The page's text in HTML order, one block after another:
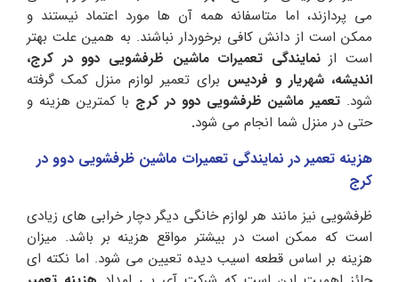
می پردازند، اما متاسفانه همه آن ها مورد اعتماد نیستند و
ممکن است از دانش کافی برخوردار نباشند. به همین علت بهتر
است ازنمایندگی تعمیرات ماشین ظرفشویی دوو در کرج،
اندیشه، شهریار و فردیس برای تعمیر لوازم منزل کمک گرفته
شود. تعمیر ماشین ظرفشویی دوو در کرج با کمترین هزینه و
حتی در منزل شما انجام می شود.
هزینه تعمیر در نمایندگی تعمیرات ماشین ظرفشویی دوو در
کرج
ظرفشویی نیز مانند هر لوازم خانگی دیگر دچار خرابی های زیادی
است که ممکن است در بیشتر مواقع هزینه بر باشد. میزان
هزینه بر اساس قطعه اسیب دیده تعیین می شود. اما نکته ای